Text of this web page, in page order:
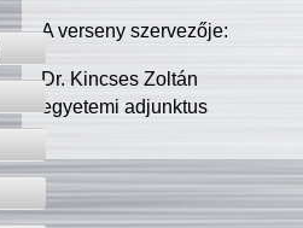
A verseny szervezője:
Dr. Kincses Zoltán
egyetemi adjunktus